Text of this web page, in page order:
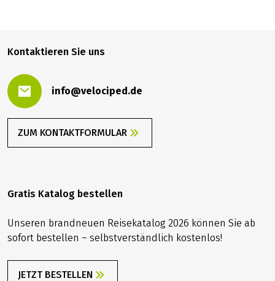
Kontaktieren Sie uns
info@velociped.de
ZUM KONTAKTFORMULAR
Gratis Katalog bestellen
Unseren brandneuen Reisekatalog 2026 können Sie ab
sofort bestellen – selbstverständlich kostenlos!
JETZT BESTELLEN